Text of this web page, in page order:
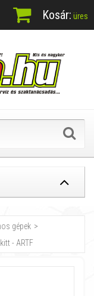
Kosár: üres
gépek
- ARTF